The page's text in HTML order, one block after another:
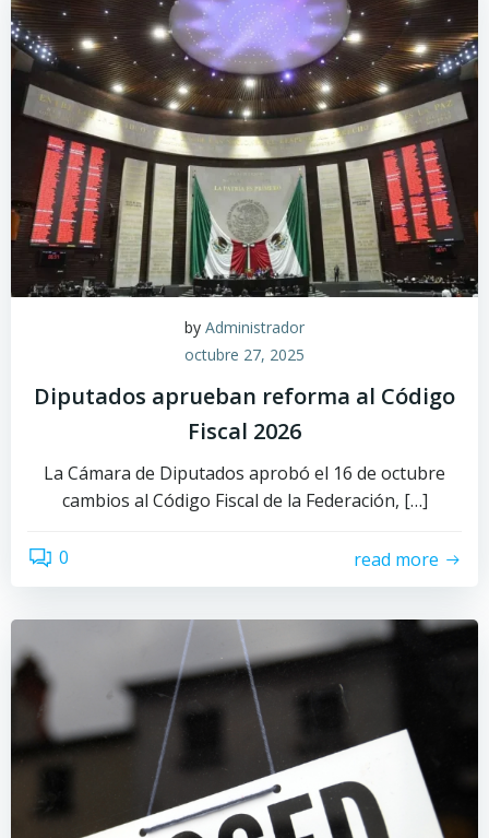
by Administrador
octubre 27, 2025
Diputados aprueban reforma al Código
Fiscal 2026
La Cámara de Diputados aprobó el 16 de octubre
cambios al Código Fiscal de la Federación, […]
0 read more